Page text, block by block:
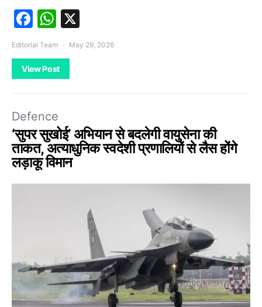
Facebook
WhatsApp
Editorial Team May 29, 2026
View Post
Defence
‘सुपर सुखोई’ अभियान से बदलेगी वायुसेना की
ताकत, अत्याधुनिक स्वदेशी प्रणालियों से लैस होंगे
लड़ाकू विमान